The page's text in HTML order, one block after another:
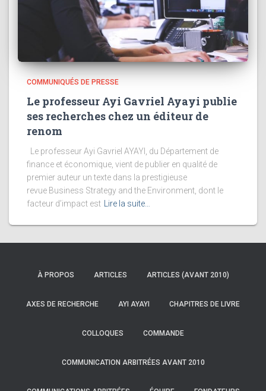
COMMUNIQUÉS DE PRESSE
Le professeur Ayi Gavriel Ayayi publie
ses recherches chez un éditeur de
renom
Le professeur Ayi Gavriel AYAYI, du Département de
finance et économique, vient de publier en qualité de
premier auteur un texte dans la prestigieuse
revue Business Strategy and the Environment, dont le
facteur d’impact est
Lire la suite…
À PROPOS ARTICLES ARTICLES (AVANT 2010)
AXES DE RECHERCHE AYI AYAYI CHAPITRES DE LIVRE
COLLOQUES COMMANDE
COMMUNICATION ARBITRÉES AVANT 2010